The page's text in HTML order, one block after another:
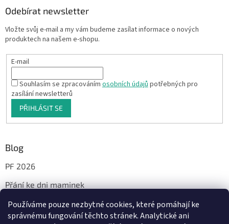
Používáme pouze nezbytné cookies, které pomáhají ke
správnému fungování těchto stránek. Analytické ani
Odebírat newsletter
Vložte svůj e-mail a my vám budeme zasílat informace o nových
produktech na našem e-shopu.
E-mail
Souhlasím se zpracovánímosobních údajůpotřebných pro
zasílání newsletterů
PŘIHLÁSIT SE
Blog
PF 2026
Přání ke dni maminek